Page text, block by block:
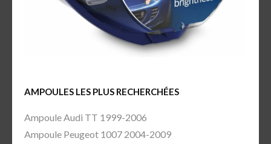
AMPOULES LES PLUS RECHERCHÉES
Ampoule Audi TT 1999-2006
Ampoule Peugeot 1007 2004-2009